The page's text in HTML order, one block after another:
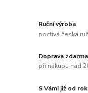
Ruční výroba
poctivá česká
Doprava zdarma
při nákupu nad
S Vámi již od